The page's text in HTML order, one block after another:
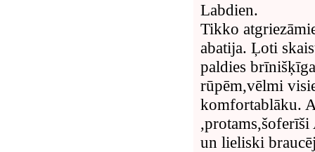
Labdien.
Tikko
abatija. Ļoti
paldies
rūpēm,vēlmi
komfortablāku.
un lieliski